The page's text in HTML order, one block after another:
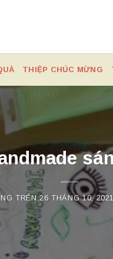
THIỆP CHÚC MỪNG
TRÊN26 THÁNG 10, 2021